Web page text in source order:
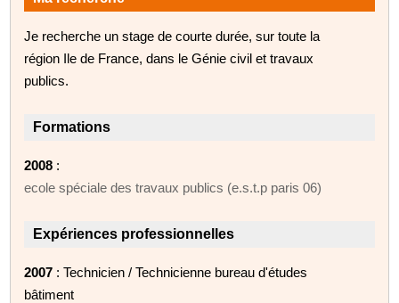
Je recherche un stage de courte durée, sur toute la
région Ile de France, dans le Génie civil et travaux
publics.
Formations
2008 :
ecole spéciale des travaux publics (e.s.t.p paris 06)
Expériences professionnelles
2007 : Technicien / Technicienne bureau d'études
bâtiment